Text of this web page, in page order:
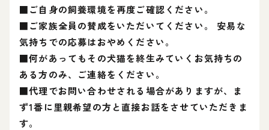
■ご自身の飼養環境を再度ご確認ください。
■ご家族全員の賛成をいただいてください。 安易な
気持ちでの応募はおやめください。
■何があってもその犬猫を終生みていくお気持ちの
ある方のみ、ご連絡をください。
■代理でお問い合わせされる場合がありますが、ま
ず1番に里親希望の方と直接お話をさせていただきま
す。